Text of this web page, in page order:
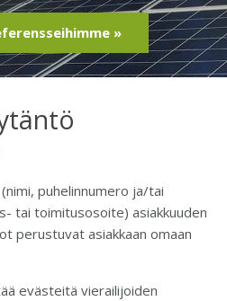
»
puhelinnumero ja/tai
tai toimitusosoite) asiakkuuden
perustuvat asiakkaan omaan
evästeitä vierailijoiden